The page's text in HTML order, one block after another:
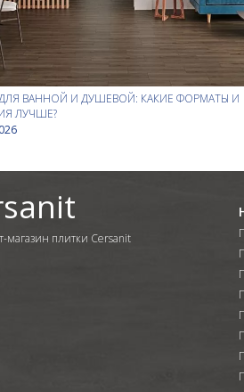
ВАННОЙ И ДУШЕВОЙ: КАКИЕ ФОРМАТЫ И
ЛУЧШЕ?
магазин плитки Cersanit